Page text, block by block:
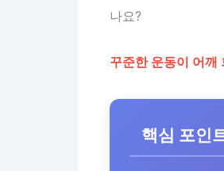
나요?
꾸준한 운동이 어깨
핵심 포인